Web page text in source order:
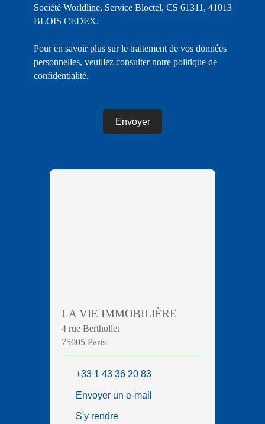
Société Worldline, Service Bloctel, CS 61311, 41013
BLOIS CEDEX.
Pour en savoir plus sur le traitement de vos données
personnelles, veuillez consulter notre politique de
confidentialité.
Envoyer
LA VIE IMMOBILIÈRE
4 rue Berthollet
75005 Paris
+33 1 43 36 20 83
Envoyer un e-mail
S'y rendre